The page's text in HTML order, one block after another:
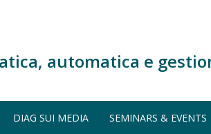
automatica e
DIAG SUI MEDIA SEMINARS & EVENTS